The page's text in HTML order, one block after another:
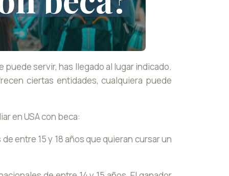
puede servir, has llegado al lugar indicado.
ciertas entidades, cualquiera puede
en USA con beca:
entre 15 y 18 años que quieran cursar un